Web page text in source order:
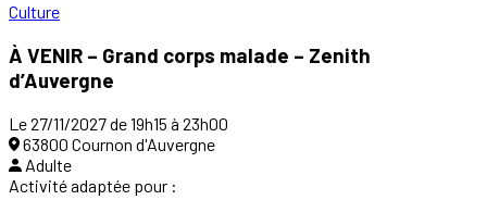
Culture
À VENIR – Grand corps malade – Zenith
d’Auvergne
Le 27/11/2027 de 19h15 à 23h00
63800 Cournon d'Auvergne
Adulte
Activité adaptée pour :